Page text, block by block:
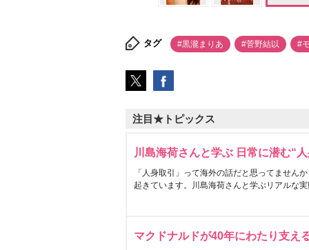
タグ #黒瀧まりあ #菅野結以 #
注目★トピックス
川島海荷さんと学ぶ 日常に潜む“
「人身取引」って海外の話だと思ってません
起きています。川島海荷さんと学ぶリアルな
マクドナルドが40年にわたり支え